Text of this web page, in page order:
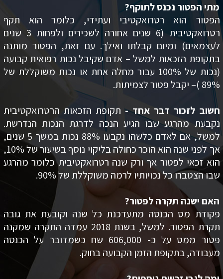
מתי הפטור נכנס לתוקף?
הפטור הוא רטרואקטיבי ועתידי, כלומר הוא תקף
רטרואקטיבית (6 שנים אחורה לשכירים ולפחות 3 שנים
לעצמאים) ומיום קבלתו ואילך. עם זאת, הפטור מותנה
בתקופת הזכאות למשל – אדם שקיבל נכות רפואית קבועה
(נכות של 100% עבור מחלה אחת או נכות משוקללת של
89% )– יקבל פטור לצמיתות.
חשוב לזכור דבר אחד -תקופת הזכאות הרטרואקטיבית
נקבעת מהרגע שבו הגיע הנכה לדרגת הנכות הנדרשת.
למשל, אם לאדם כלשהו נקבעו 88% נכות במשך 5 שנים,
אך לפני שנה הוא הוכר כחולה בליקוי נוסף בשיעור של 10%,
הוא זכאי לפטור אך ורק שנה רטרואקטיבית כלומר מהרגע
שבו הצטברו כל נכויותיו לרמה משוקללת של 90%.
האם ישנה תקרה לפטור?
פקודת מס הכנסה מתעדכנת כל שנה וקובעת את גובה
תקרת הפטור. למשל, בשנת 2018 עמדה התקרה שמקנה
פטור ממס על כ- 606,000 שח כשמדובר על הכנסה
מעבודה, בתקופת הזמן הקבועה בחוק.